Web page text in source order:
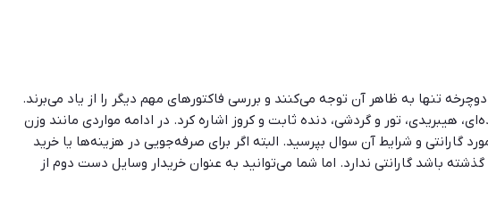
تنها به ظاهر آن توجه می‌کنند و بررسی فاکتورهای مهم دیگر را از یاد می‌برند.
هیبریدی، تور و گردشی، دنده ثابت و کروز اشاره کرد. در ادامه مواردی مانند وزن
گارانتی و شرایط آن سوال بپرسید. البته اگر برای صرفه‌جویی در هزینه‌ها یا خرید
باشد گارانتی ندارد. اما شما می‌توانید به عنوان خریدار وسایل دست دوم از
برای کاربران فراهم کرده تا بتوانند به راحتی و با سرعت به انواع آگهی‌های
در محیطی کاملا امن، دسترسی مستقیم و بدون واسطه را جهت خرید و فروش انواع